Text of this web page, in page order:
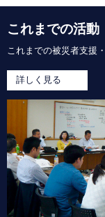
これまでの活動
これまでの被災者支援
詳しく見る